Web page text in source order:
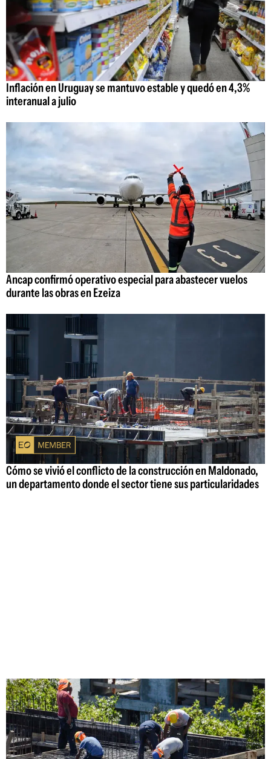
Inflación en Uruguay se mantuvo estable y quedó en 4,3%
interanual a julio
Ancap confirmó operativo especial para abastecer vuelos
durante las obras en Ezeiza
Cómo se vivió el conflicto de la construcción en Maldonado,
un departamento donde el sector tiene sus particularidades